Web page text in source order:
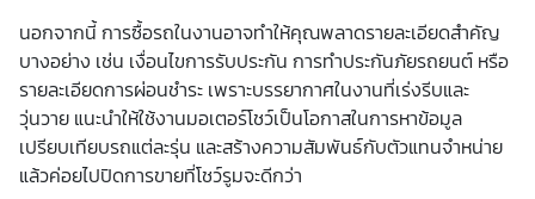
นอกจากนี้ การซื้อรถในงานอาจทำให้คุณพลาดรายละเอียดสำคัญ
บางอย่าง เช่น เงื่อนไขการรับประกัน การทำประกันภัยรถยนต์ หรือ
รายละเอียดการผ่อนชำระ เพราะบรรยากาศในงานที่เร่งรีบและ
วุ่นวาย แนะนำให้ใช้งานมอเตอร์โชว์เป็นโอกาสในการหาข้อมูล
เปรียบเทียบรถแต่ละรุ่น และสร้างความสัมพันธ์กับตัวแทนจำหน่าย
แล้วค่อยไปปิดการขายที่โชว์รูมจะดีกว่า